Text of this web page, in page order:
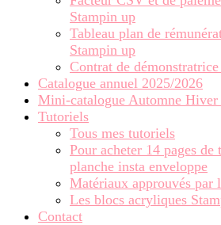
Stampin up
Tableau plan de
Stampin up
Contrat de
Catalogue annuel 2025/2026
Mini-catalogue Automne Hiver
Tutoriels
Tous mes tutoriels
Pour acheter 14 pages
planche insta enveloppe
Matériaux approuvés par
Les blocs acryliques
Contact